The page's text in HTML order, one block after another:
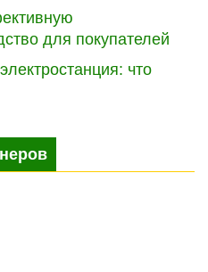
для покупателей
что